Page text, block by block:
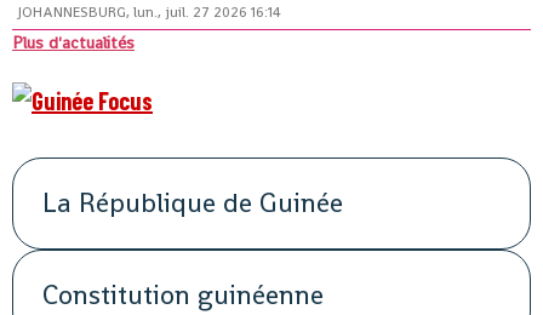
JOHANNESBURG, lun., juil. 27 2026 16:14
Plus d'actualités
La République de Guinée
Constitution guinéenne